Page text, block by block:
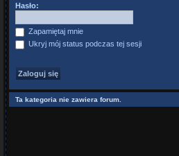
Hasło:
Zapamiętaj mnie
Ukryj mój status podczas tej sesji
Ta kategoria nie zawiera forum.